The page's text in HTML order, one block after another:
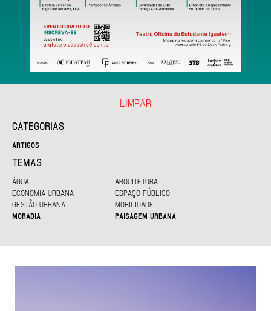
CATEGORIAS
ARTIGOS
TEMAS
ÁGUA
ARQUITETURA
ECONOMIA URBANA
ESPAÇO PÚBLICO
GESTÃO URBANA
MOBILIDADE
MORADIA
PAISAGEM URBANA
LIMPAR